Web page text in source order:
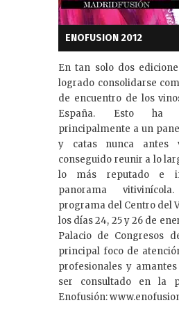
ENOFUSION 2012
En tan solo dos
logrado consolidarse
de encuentro de los
España. Esto ha
principalmente a un
y catas nunca antes
conseguido reunir a lo
lo más reputado e
panorama
programa del Centro del
los días 24, 25 y 26 de
Palacio de Congresos
principal foco de
profesionales y
ser consultado en la
Enofusión: